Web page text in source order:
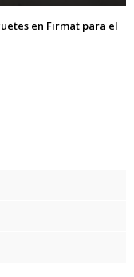
en Firmat para el